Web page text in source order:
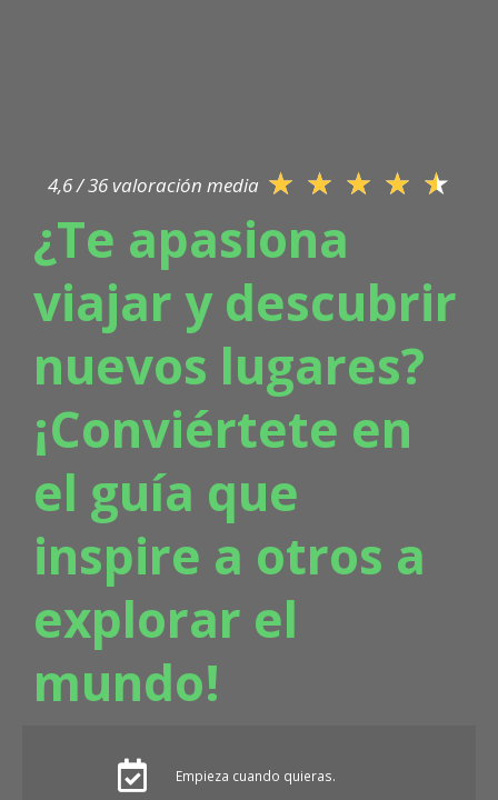
4,6 / 36 valoración media ★ ★ ★ ★ ★
¿Te apasiona
viajar y descubrir
nuevos lugares?
¡Conviértete en
el guía que
inspire a otros a
explorar el
mundo!
Empieza cuando quieras.